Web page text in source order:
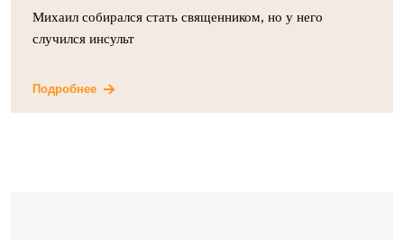
Михаил собирался стать священником, но у него
случился инсульт
Подробнее